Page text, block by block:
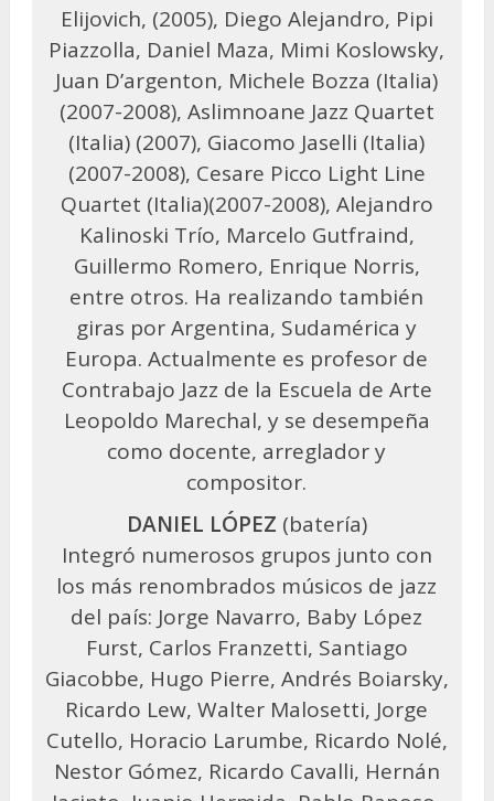
Elijovich, (2005), Diego Alejandro, Pipi
Piazzolla, Daniel Maza, Mimi Koslowsky,
Juan D’argenton, Michele Bozza (Italia)
(2007-2008), Aslimnoane Jazz Quartet
(Italia) (2007), Giacomo Jaselli (Italia)
(2007-2008), Cesare Picco Light Line
Quartet (Italia)(2007-2008), Alejandro
Kalinoski Trío, Marcelo Gutfraind,
Guillermo Romero, Enrique Norris,
entre otros. Ha realizando también
giras por Argentina, Sudamérica y
Europa. Actualmente es profesor de
Contrabajo Jazz de la Escuela de Arte
Leopoldo Marechal, y se desempeña
como docente, arreglador y
compositor.
DANIEL LÓPEZ (batería)
Integró numerosos grupos junto con
los más renombrados músicos de jazz
del país: Jorge Navarro, Baby López
Furst, Carlos Franzetti, Santiago
Giacobbe, Hugo Pierre, Andrés Boiarsky,
Ricardo Lew, Walter Malosetti, Jorge
Cutello, Horacio Larumbe, Ricardo Nolé,
Nestor Gómez, Ricardo Cavalli, Hernán